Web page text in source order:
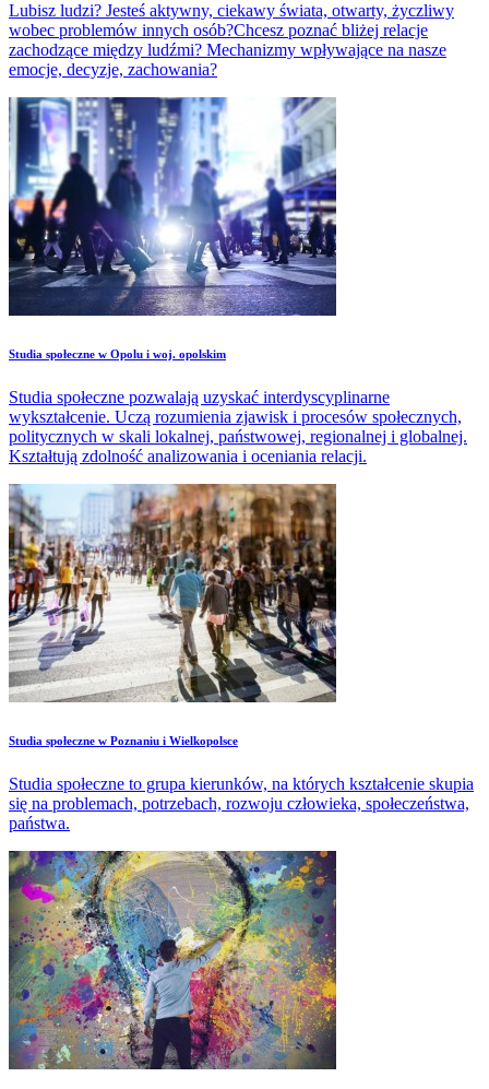
Lubisz ludzi? Jesteś aktywny, ciekawy świata, otwarty, życzliwy
wobec problemów innych osób?Chcesz poznać bliżej relacje
zachodzące między ludźmi? Mechanizmy wpływające na nasze
emocje, decyzje, zachowania?
Studia społeczne w Opolu i woj. opolskim
Studia społeczne pozwalają uzyskać interdyscyplinarne
wykształcenie. Uczą rozumienia zjawisk i procesów społecznych,
politycznych w skali lokalnej, państwowej, regionalnej i globalnej.
Kształtują zdolność analizowania i oceniania relacji.
Studia społeczne w Poznaniu i Wielkopolsce
Studia społeczne to grupa kierunków, na których kształcenie skupia
się na problemach, potrzebach, rozwoju człowieka, społeczeństwa,
państwa.